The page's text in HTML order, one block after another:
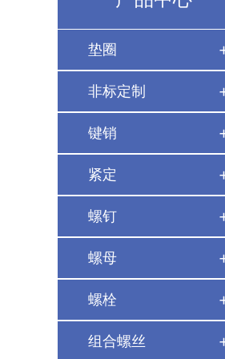
垫圈
非标定制
键销
紧定
螺钉
螺母
螺栓
组合螺丝